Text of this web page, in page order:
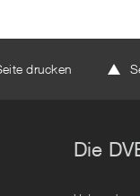
drucken
Die